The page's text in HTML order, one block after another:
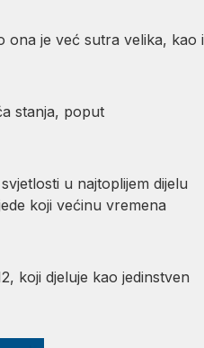
ona je već sutra velika, kao i
stanja, poput
u najtoplijem dijelu
koji većinu vremena
koji djeluje kao jedinstven